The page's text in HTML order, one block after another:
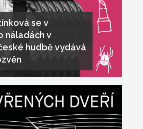
se v
náladách v
hudbě vydává